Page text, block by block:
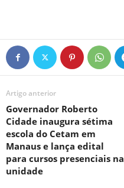
Artigo anterior
Governador Roberto
Cidade inaugura sétima
escola do Cetam em
Manaus e lança edital
para cursos presenciais na
unidade